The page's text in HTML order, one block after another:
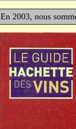
En 2003, nous